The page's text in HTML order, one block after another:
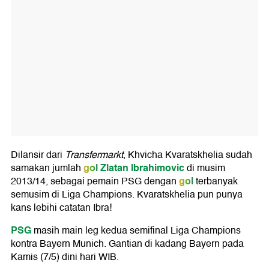
Dilansir dari Transfermarkt, Khvicha Kvaratskhelia sudah
samakan jumlahgolZlatan Ibrahimovicdi musim
2013/14, sebagai pemain PSG dengangolterbanyak
semusim di Liga Champions. Kvaratskhelia pun punya
kans lebihi catatan Ibra!
PSGmasih main leg kedua semifinal Liga Champions
kontra Bayern Munich. Gantian di kadang Bayern pada
Kamis (7/5) dini hari WIB.